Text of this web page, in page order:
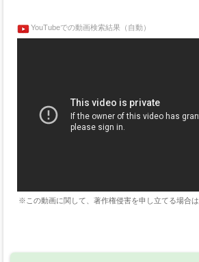
YouTubeでの動画検索結果（自動）
※この動画に関して、著作権侵害を申し立てる場合は